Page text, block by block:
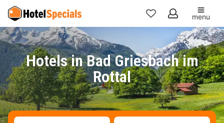
Mijn
favorieten
menu
Hotels in Bad Griesbach im
Rottal